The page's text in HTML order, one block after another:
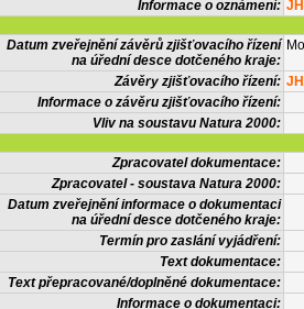
Informace o oznámení:
Datum zveřejnění závěrů zjišťovacího řízení
na úřední desce dotčeného kraje:
Závěry zjišťovacího řízení:
Informace o závěru zjišťovacího řízení:
Vliv na soustavu Natura 2000:
Zpracovatel dokumentace:
Zpracovatel - soustava Natura 2000:
Datum zveřejnění informace o dokumentaci
na úřední desce dotčeného kraje:
Termín pro zaslání vyjádření:
Text dokumentace:
Text přepracované/doplněné dokumentace:
Informace o dokumentaci: